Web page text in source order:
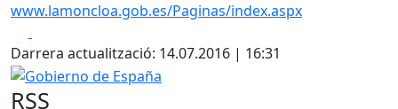
www.lamoncloa.gob.es/Paginas/index.aspx
Darrera actualització: 14.07.2016 | 16:31
Gobierno de España
RSS